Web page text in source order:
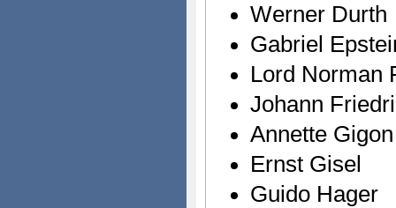
Werner Durth
Gabriel
Lord Norman
Johann
Annette Gigon
Ernst Gisel
Guido Hager